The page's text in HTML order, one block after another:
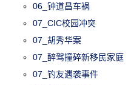
06_钟道昌车祸
07_CIC校园冲突
07_胡秀华案
07_醉驾撞碎新移民家庭
07_钓友遇袭事件